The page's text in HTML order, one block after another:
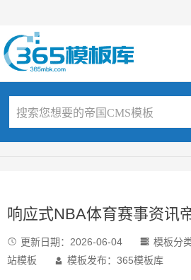
响应式NBA体育赛事资讯
 更新日期： 2026-06-04  模板分类
站模板
 模板发布：365模板库